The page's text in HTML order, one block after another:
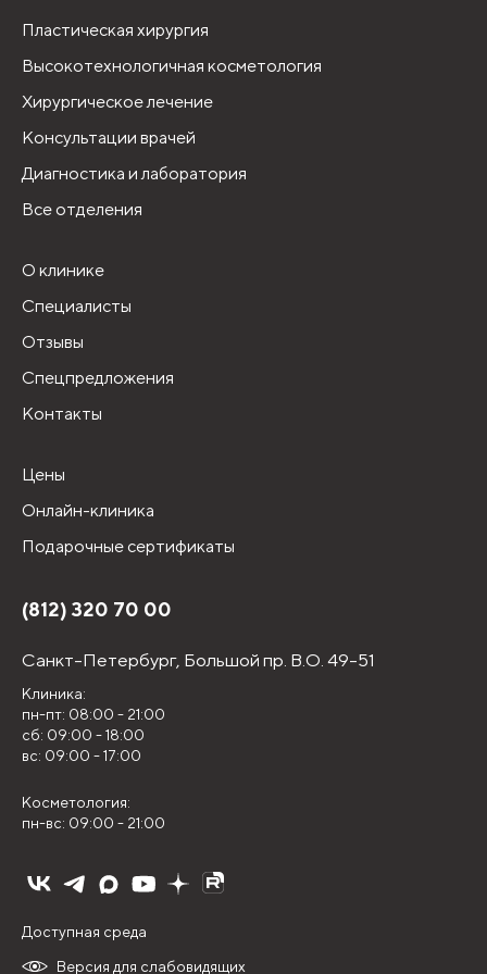
Пластическая хирургия
Высокотехнологичная косметология
Хирургическое лечение
Консультации врачей
Диагностика и лаборатория
Все отделения
О клинике
Специалисты
Отзывы
Спецпредложения
Контакты
Цены
Онлайн-клиника
Подарочные сертификаты
(812) 320 70 00
Санкт-Петербург, Большой пр. В.О. 49-51
Клиника:
пн-пт: 08:00 - 21:00
сб: 09:00 - 18:00
вс: 09:00 - 17:00
Косметология:
пн-вс: 09:00 - 21:00
Версия для слабовидящих
Доступная среда